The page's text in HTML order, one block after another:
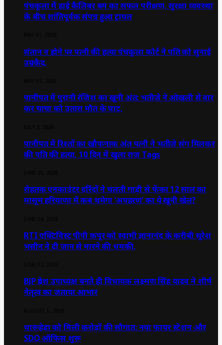
पंचकूला में हाई कैलिबर बम का सफल परीक्षण, सुरक्षा व्यवस्था
के बीच शांतिपूर्वक संपन्न हुआ ट्रायल
संतान न होने पर पत्नी की हत्या पंचकूला कोर्ट ने पति को सुनाई
उम्रकैद,
पानीपत में पुरानी रंजिश का खूनी अंत: भतीजे ने ओखली से वार
कर चाचा को उतारा मौत के घाट,
पानीपत में रिश्तों का खौफनाक अंत पत्नी ने भतीजे संग मिलकर
की पति की हत्या, 10 दिन में खुला राज Tags
रोहतक एनकाउंटर दरिंदों ने चलती गाड़ी से फेंका 12 साल का
मासूम हरियाणा में कब थमेगा ‘अपहरण’ का ये खूनी खेल?
RTI एक्टिविस्ट पीपी कपूर को स्वामी ज्ञानानंद के करीबी सुरेश
भसीन ने दी जान से मारने की धमकी,
BJP प्रदेश उपाध्यक्ष बनते ही विधायक लक्ष्मण सिंह यादव ने शीर्ष
नेतृत्व का जताया आभार
धारूहेड़ा को मिली करोड़ों की सौगात: नया फायर स्टेशन और
SDO ऑफिस शुरू